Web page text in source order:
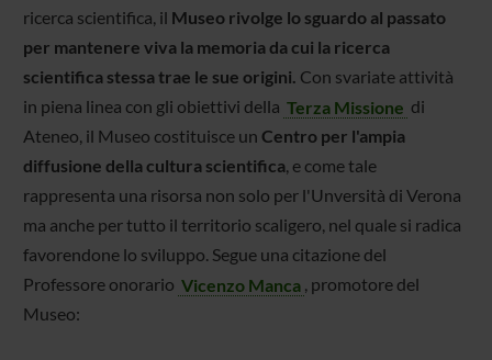
ricerca scientifica, il Museo rivolge lo sguardo al passato
per mantenere viva la memoria da cui la ricerca
scientifica stessa trae le sue origini. Con svariate attività
in piena linea con gli obiettivi della Terza Missione di
Ateneo, il Museo costituisce un Centro per l'ampia
diffusione della cultura scientifica, e come tale
rappresenta una risorsa non solo per l'Unversità di Verona
ma anche per tutto il territorio scaligero, nel quale si radica
favorendone lo sviluppo. Segue una citazione del
Professore onorario Vicenzo Manca , promotore del
Museo: